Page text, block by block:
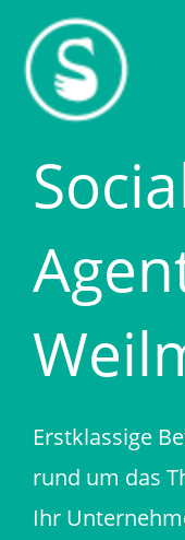
Inhalt
springen
Erstklassige
rund um das
Ihr